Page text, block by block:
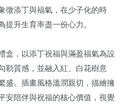
徵添丁與福氣，在少子化的時
提升生育率盡一份心力。
盒，以添丁祝福與滿盈福氣為設
勒質感，並融入紅、白花樹意
盛。插畫風格溫潤親切，描繪擁
安陪伴與祝福的核心價值，視覺